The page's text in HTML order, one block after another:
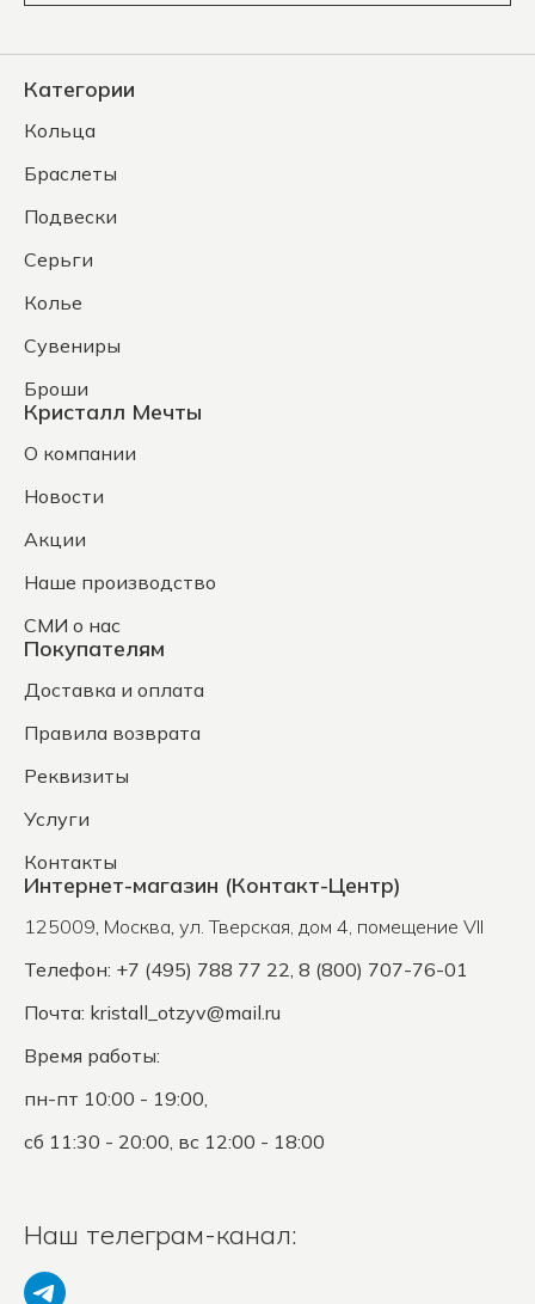
Категории
Кольца
Браслеты
Подвески
Серьги
Колье
Сувениры
Броши
Кристалл Мечты
О компании
Новости
Акции
Наше производство
СМИ о нас
Покупателям
Доставка и оплата
Правила возврата
Реквизиты
Услуги
Контакты
Интернет-магазин (Контакт-Центр)
125009, Москва, ул. Тверская, дом 4, помещение VII
Телефон: +7 (495) 788 77 22, 8 (800) 707-76-01
Почта: kristall_otzyv@mail.ru
Время работы:
пн-пт 10:00 - 19:00,
сб 11:30 - 20:00, вс 12:00 - 18:00
Наш телеграм-канал: